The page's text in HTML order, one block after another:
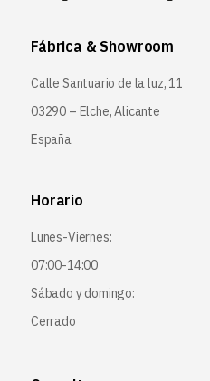
Fábrica & Showroom
Calle Santuario de la luz, 11
03290 – Elche, Alicante
España
Horario
Lunes-Viernes:
07:00-14:00
Sábado y domingo:
Cerrado